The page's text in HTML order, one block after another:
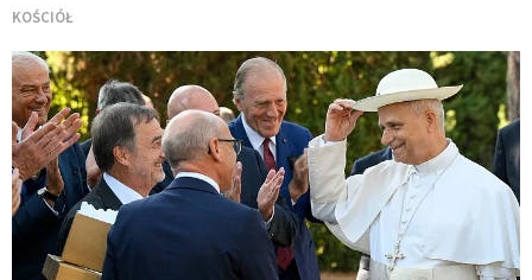
KOŚCIÓŁ